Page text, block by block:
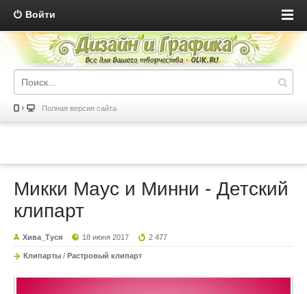
Войти
Полная версия сайта
Микки Маус и Минни - Детский
клипарт
Хива_Туся 18 июня 2017 2 477
Клипарты / Растровый клипарт